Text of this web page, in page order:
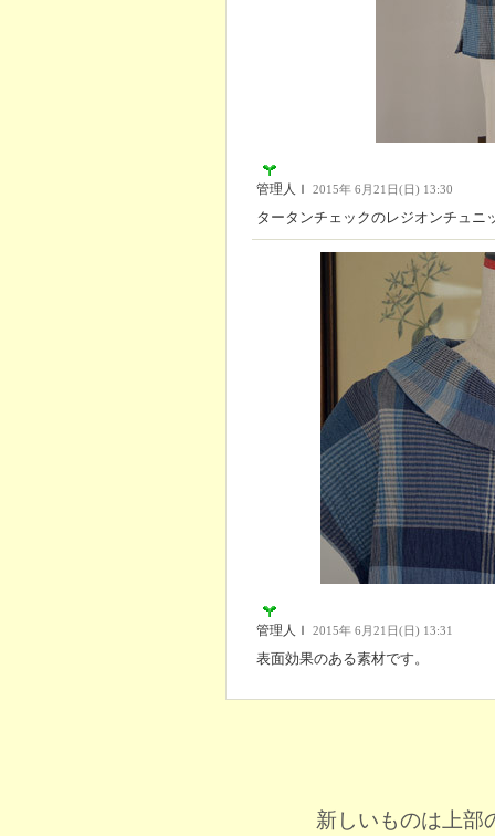
管理人Ｉ 2015年 6月21日(日) 13:30
タータンチェックのレジオンチュニ
管理人Ｉ 2015年 6月21日(日) 13:31
表面効果のある素材です。
新しいものは上部